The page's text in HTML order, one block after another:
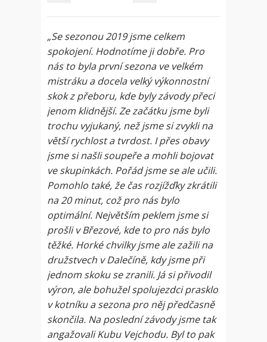
„Se sezonou 2019 jsme celkem
spokojení. Hodnotíme ji dobře. Pro
nás to byla první sezona ve velkém
mistráku a docela velký výkonnostní
skok z přeboru, kde byly závody přeci
jenom klidnější. Ze začátku jsme byli
trochu vyjukaný, než jsme si zvykli na
větší rychlost a tvrdost. I přes obavy
jsme si našli soupeře a mohli bojovat
ve skupinkách. Pořád jsme se ale učili.
Pomohlo také, že čas rozjížďky zkrátili
na 20 minut, což pro nás bylo
optimální. Největším peklem jsme si
prošli v Březové, kde to pro nás bylo
těžké. Horké chvilky jsme ale zažili na
družstvech v Dalečíně, kdy jsme při
jednom skoku se zranili. Já si přivodil
výron, ale bohužel spolujezdci prasklo
v kotníku a sezona pro něj předčasně
skončila. Na poslední závody jsme tak
angažovali Kubu Vejchodu. Byl to pak